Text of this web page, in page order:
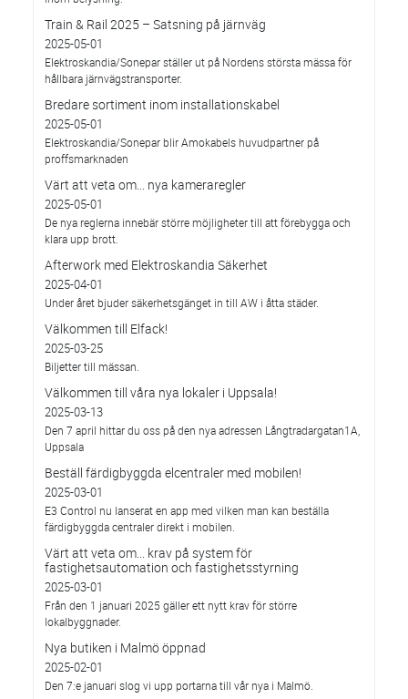
Train & Rail 2025 – Satsning på järnväg
2025-05-01
Elektroskandia/Sonepar ställer ut på Nordens största mässa för
hållbara järnvägstransporter.
Bredare sortiment inom installationskabel
2025-05-01
Elektroskandia/Sonepar blir Amokabels huvudpartner på
proffsmarknaden
Värt att veta om... nya kameraregler
2025-05-01
De nya reglerna innebär större möjligheter till att förebygga och
klara upp brott.
Afterwork med Elektroskandia Säkerhet
2025-04-01
Under året bjuder säkerhetsgänget in till AW i åtta städer.
Välkommen till Elfack!
2025-03-25
Biljetter till mässan.
Välkommen till våra nya lokaler i Uppsala!
2025-03-13
Den 7 april hittar du oss på den nya adressen Långtradargatan1A,
Uppsala
Beställ färdigbyggda elcentraler med mobilen!
2025-03-01
E3 Control nu lanserat en app med vilken man kan beställa
färdigbyggda centraler direkt i mobilen.
Värt att veta om... krav på system för
fastighetsautomation och fastighetsstyrning
2025-03-01
Från den 1 januari 2025 gäller ett nytt krav för större
lokalbyggnader.
Nya butiken i Malmö öppnad
2025-02-01
Den 7:e januari slog vi upp portarna till vår nya i Malmö.